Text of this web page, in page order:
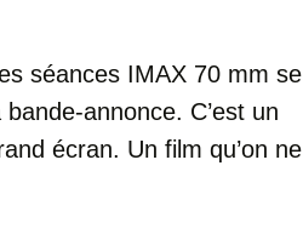
séances IMAX 70 mm se
annonce. C’est un
écran. Un film qu’on ne